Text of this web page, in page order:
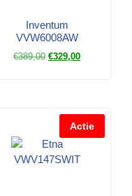
Inventum
VVW6008AW
€389,00 €329,00
Actie